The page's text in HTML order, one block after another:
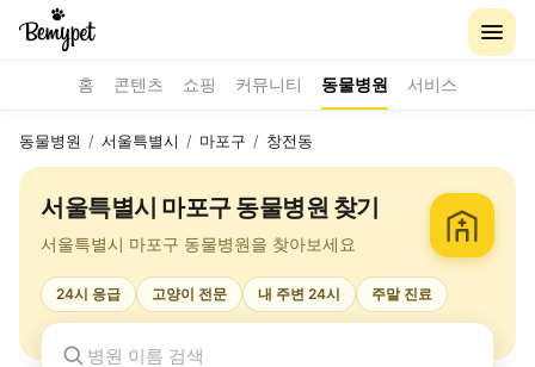
홈 콘텐츠 쇼핑 커뮤니티 동물병원 서비스
동물병원 / 서울특별시 / 마포구 / 창전동
서울특별시 마포구 동물병원 찾기
서울특별시 마포구 동물병원을 찾아보세요
24시 응급 고양이 전문 내 주변 24시 주말 진료